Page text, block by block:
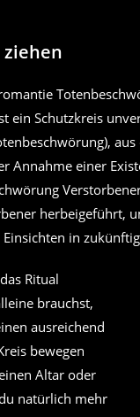
ein Schutzkreis
Annahme einer
herbeigeführt,
in
Ritual
brauchst,
ausreichend
bewegen
Altar oder
natürlich mehr